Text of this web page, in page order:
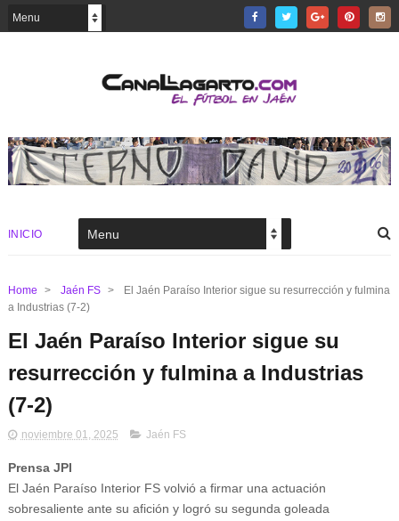
INICIO
Home > Jaén FS >
El Jaén Paraíso Interior sigue su resurrección y fulmina
a Industrias (7-2)
El Jaén Paraíso Interior sigue su
resurrección y fulmina a Industrias
(7-2)
noviembre 01, 2025 Jaén FS
Prensa JPI
El Jaén Paraíso Interior FS volvió a firmar una actuación
sobresaliente ante su afición y logró su segunda goleada